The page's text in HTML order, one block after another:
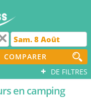
COMPARER
+ DE FILTRES
en camping